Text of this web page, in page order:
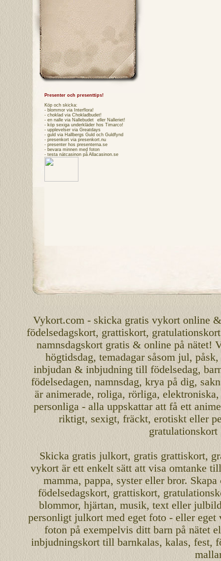
Presenter och presenttips!
Köp och skicka:
- blommor via Interflora!
- choklad via Chokladbudet!
- en nalle via Nallebudet eller Nalleriet!
- köp sexiga underkläder hos Timarco!
- upplevelser via Greatdays
- guld via Hallbergs Guld och Guldfynd
- presenkort via presenkort.nu
- presenter hos presenterna.se
- bevara minnen med foton
- testa nätcasinon på Allacasinon.se
Vykort.com- skicka gratis vykort online
födelsedagskort, grattiskort,gratulationskort
namnsdagskort gratis & online på nätet!
högtidsdag, temadagar såsom jul,påsk,
inbjudan& inbjudning tillfödelsedag,
födelsedagen, namnsdag, krya på dig,
äranimerade,roliga, rörliga,elektroniska
personliga- alla uppskattar att få ett
riktigt,sexigt,fräckt, erotiskt eller
gratulationskort
Skicka gratis julkort,gratis grattiskort,
vykortär ett enkelt sätt att visa omtanke
mamma, pappa, systerellerbror.
födelsedagskort,grattiskort,
blommor, hjärtan, musik, text eller
personligt julkort med eget foto - eller eget
foton på exempelvis ditt barn på nätet
inbjudningskort till barnkalas, kalas, fest,